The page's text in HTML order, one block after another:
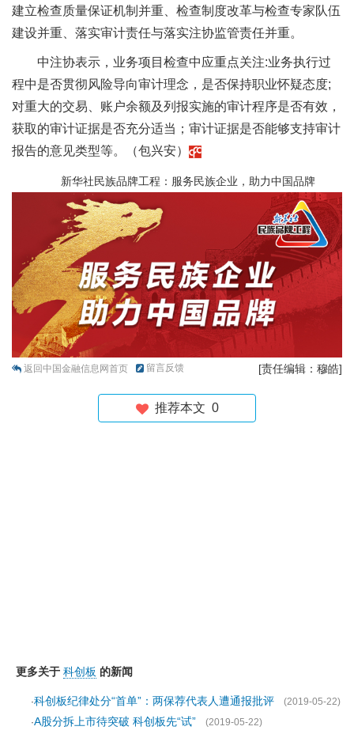
建立检查质量保证机制并重、检查制度改革与检查专家队伍
建设并重、落实审计责任与落实注协监管责任并重。
中注协表示，业务项目检查中应重点关注:业务执行过
程中是否贯彻风险导向审计理念，是否保持职业怀疑态度;
对重大的交易、账户余额及列报实施的审计程序是否有效，
获取的审计证据是否充分适当；审计证据是否能够支持审计
报告的意见类型等。（包兴安）
新华社民族品牌工程：服务民族企业，助力中国品牌
返回中国金融信息网首页 留言反馈 [责任编辑：穆皓]
推荐本文 0
更多关于 科创板 的新闻
·科创板纪律处分“首单”：两保荐代表人遭通报批评
(2019-05-22)
·A股分拆上市待突破 科创板先“试” (2019-05-22)